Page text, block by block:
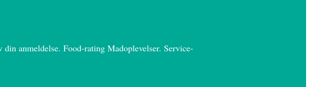
anmeldelse. Food-rating Madoplevelser. Service-